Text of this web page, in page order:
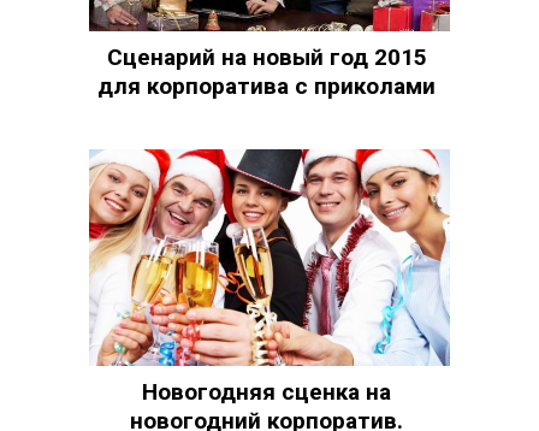
Сценарий на новый год 2015
для корпоратива с приколами
Новогодняя сценка на
новогодний корпоратив.